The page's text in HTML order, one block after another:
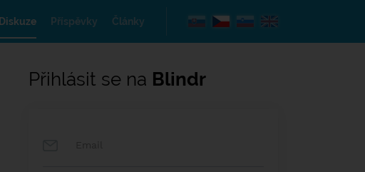
Diskuze Příspěvky Články
Přihlásit se na Blindr